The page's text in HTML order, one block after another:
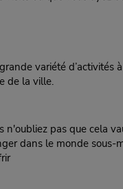
variété d’activités
de la ville.
pas que cela
dans le monde sous-